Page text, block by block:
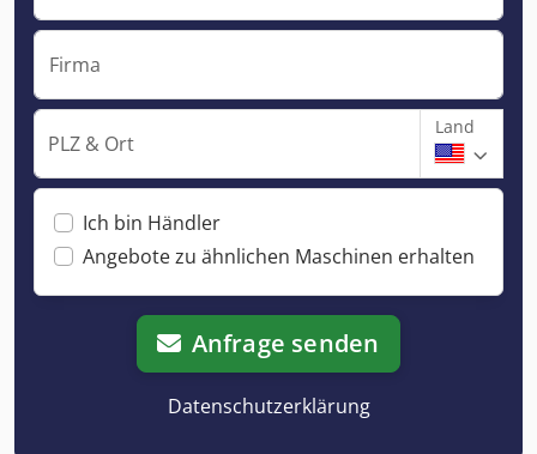
Firma
PLZ & Ort
Land
Ich bin Händler
Angebote zu ähnlichen Maschinen erhalten
Anfrage senden
Datenschutzerklärung